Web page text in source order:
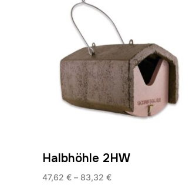
Halbhöhle 2HW
47,62 € – 83,32 €